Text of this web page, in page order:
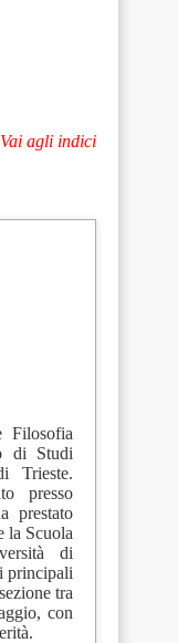
Vai agli indici
Filosofia
di Studi
Trieste.
presso
prestato
la Scuola
di
principali
tra
con